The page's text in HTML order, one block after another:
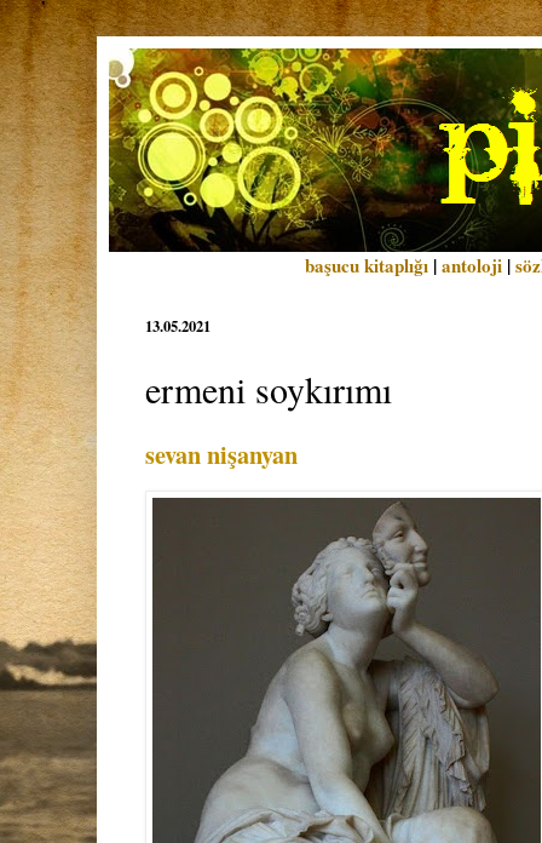
başucu kitaplığı |antoloji |
13.05.2021
ermeni soykırımı
sevan nişanyan